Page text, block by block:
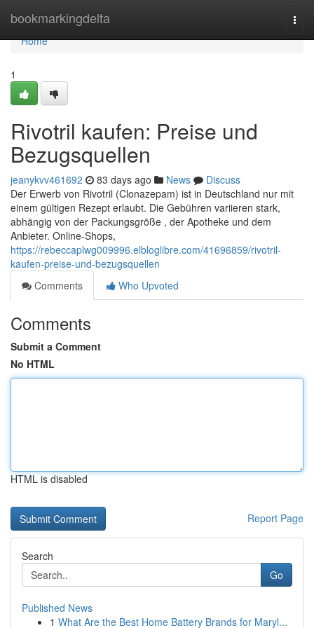
bookmarkingdelta
Home
Home
1
Rivotril kaufen: Preise und
Bezugsquellen
jeanykvv461692 83 days ago News
Discuss
Der Erwerb von Rivotril (Clonazepam) ist in Deutschland nur mit
einem gültigen Rezept erlaubt. Die Gebühren variieren stark,
abhängig von der Packungsgröße , der Apotheke und dem
Anbieter. Online-Shops,
https://rebeccaplwg009996.elbloglibre.com/41696859/rivotril-
kaufen-preise-und-bezugsquellen
Comments
Who Upvoted
Comments
Submit a Comment
No HTML
HTML is disabled
Report Page
Search
Go
Published News
1 What Are the Best Home Battery Brands for Maryl...